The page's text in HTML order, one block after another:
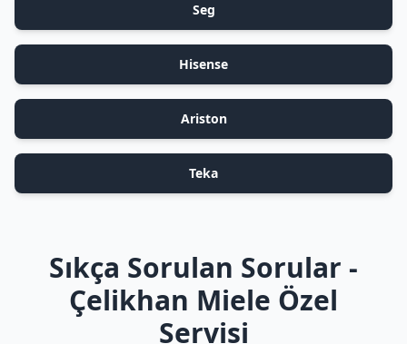
Seg
Hisense
Ariston
Teka
Sıkça Sorulan Sorular -
Çelikhan Miele Özel
Servisi